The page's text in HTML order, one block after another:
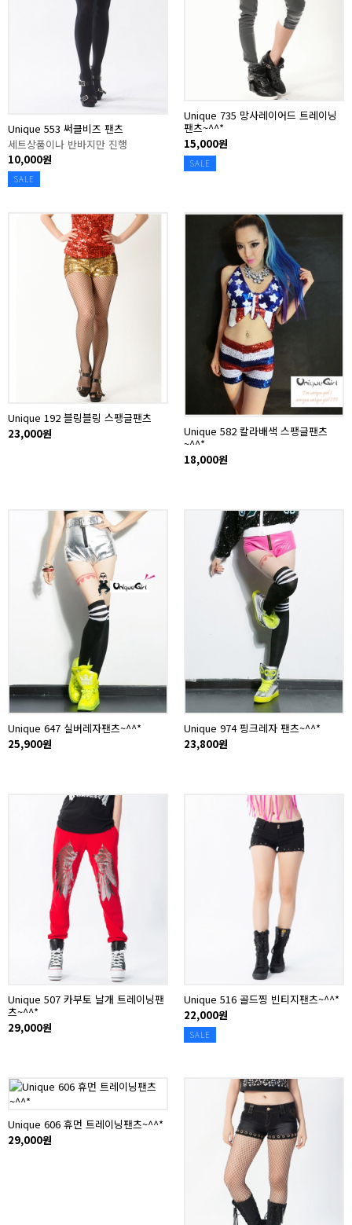
Unique 553 써클비즈 팬츠
세트상품이나 반바지만 진행
10,000원
SALE
Unique 735 망사레이어드 트레이닝
팬츠~^^*
15,000원
SALE
Unique 192 블링블링 스팽글팬츠
23,000원
Unique 582 칼라배색 스팽글팬츠
~^^*
18,000원
Unique 647 실버레자팬츠~^^*
25,900원
Unique 974 핑크레자 팬츠~^^*
23,800원
Unique 507 카부토 날개 트레이닝팬
츠~^^*
29,000원
Unique 516 골드찡 빈티지팬츠~^^*
22,000원
SALE
Unique 606 휴먼 트레이닝팬츠~^^*
29,000원